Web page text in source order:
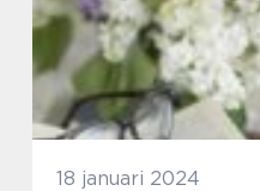
färge...
18 januari 2024